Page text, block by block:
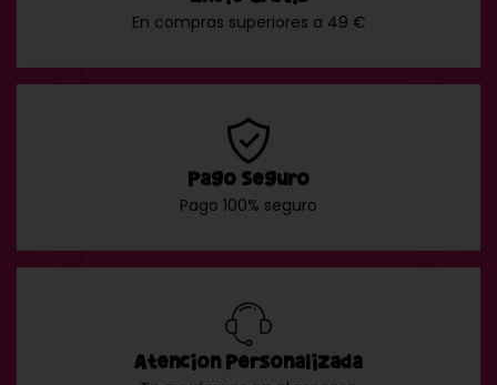
En compras superiores a 49 €
Pago Seguro
Pago 100% seguro
Atención Personalizada